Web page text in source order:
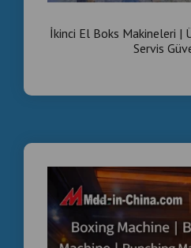
İkinci El Boks Makineleri |
Servis